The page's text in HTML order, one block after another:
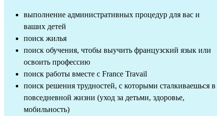
выполнение административных процедур для вас и
ваших детей
поиск жилья
поиск обучения, чтобы выучить французский язык или
освоить профессию
поиск работы вместе с France Travail
поиск решения трудностей, с которыми сталкиваешься в
повседневной жизни (уход за детьми, здоровье,
мобильность)